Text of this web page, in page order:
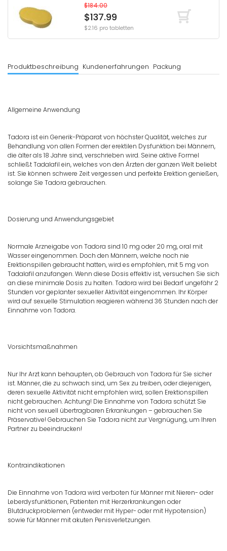
$184.00
$137.99
$2.16 pro tabletten
Produktbeschreibung Kundenerfahrungen Packung
Allgemeine Anwendung
Tadora ist ein Generik-Präparat von höchster Qualität, welches zur
Behandlung von allen Formen der erektilen Dysfunktion bei Männern,
die älter als 18 Jahre sind, verschrieben wird. Seine aktive Formel
schließt Tadalafil ein, welches von den Ärzten der ganzen Welt beliebt
ist. Sie können schwere Zeit vergessen und perfekte Erektion genießen,
solange Sie Tadora gebrauchen.
Dosierung und Anwendungsgebiet
Normale Arzneigabe von Tadora sind 10 mg oder 20 mg, oral mit
Wasser eingenommen. Doch den Männern, welche noch nie
Erektionspillen gebraucht hatten, wird es empfohlen, mit 5 mg von
Tadalafil anzufangen. Wenn diese Dosis effektiv ist, versuchen Sie sich
an diese minimale Dosis zu halten. Tadora wird bei Bedarf ungefähr 2
Stunden vor geplanter sexueller Aktivität eingenommen. Ihr Körper
wird auf sexuelle Stimulation reagieren während 36 Stunden nach der
Einnahme von Tadora.
Vorsichtsmaßnahmen
Nur Ihr Arzt kann behaupten, ob Gebrauch von Tadora für Sie sicher
ist. Männer, die zu schwach sind, um Sex zu treiben, oder diejenigen,
deren sexuelle Aktivität nicht empfohlen wird, sollen Erektionspillen
nicht gebrauchen. Achtung! Die Einnahme von Tadora schützt Sie
nicht von sexuell übertragbaren Erkrankungen – gebrauchen Sie
Präservative! Gebrauchen Sie Tadora nicht zur Vergnügung, um Ihren
Partner zu beeindrucken!
Kontraindikationen
Die Einnahme von Tadora wird verboten für Männer mit Nieren- oder
Leberdysfunktionen, Patienten mit Herzerkrankungen oder
Blutdruckproblemen (entweder mit Hyper- oder mit Hypotension)
sowie für Männer mit akuten Penisverletzungen.